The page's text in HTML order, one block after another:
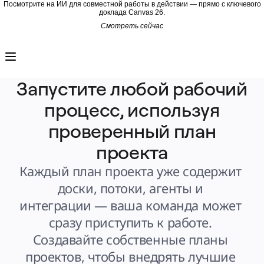
Посмотрите на ИИ для совместной работы в действии — прямо с ключевого
доклада Canvas 26.
Смотреть сейчас
Engage
Платформа
AI Workflows
Коннекторы
Сервер MCP
Изучите руководства по ИИ
Планы проектов
Интеграции
Безопасность
Enterprise Guard
Платформа разработки
Загрузить приложения
Форматы
Доска
Диаграммы
Канбан
Временные шкалы
TalkTrack
Docs
Запустите любой рабочий
процесс, используя
проверенный план
проекта
Каждый план проекта уже содержит
доски, потоки, агенты и
интеграции — ваша команда может
сразу приступить к работе.
Создавайте собственные планы
проектов, чтобы внедрять лучшие